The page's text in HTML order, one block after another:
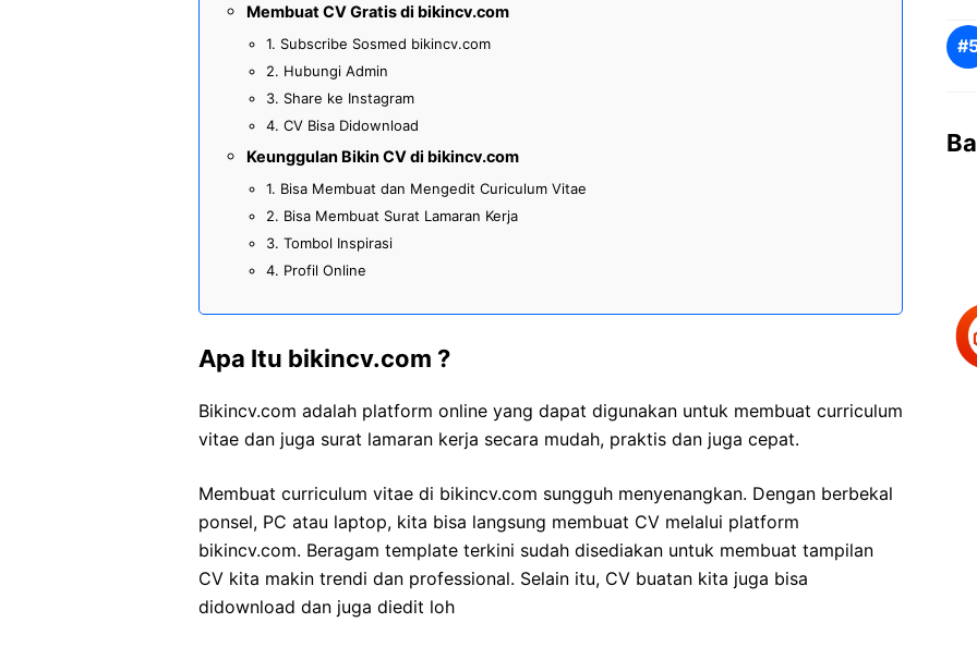
Membuat CV Gratis di bikincv.com
1. Subscribe Sosmed bikincv.com
2. Hubungi Admin
3. Share ke Instagram
4. CV Bisa Didownload
Keunggulan Bikin CV di bikincv.com
1. Bisa Membuat dan Mengedit Curiculum Vitae
2. Bisa Membuat Surat Lamaran Kerja
3. Tombol Inspirasi
4. Profil Online
Apa Itu bikincv.com ?
Bikincv.com adalah platform online yang dapat digunakan untuk membuat curriculum
vitae dan juga surat lamaran kerja secara mudah, praktis dan juga cepat.
Membuat curriculum vitae di bikincv.com sungguh menyenangkan. Dengan berbekal
ponsel, PC atau laptop, kita bisa langsung membuat CV melalui platform
bikincv.com. Beragam template terkini sudah disediakan untuk membuat tampilan
CV kita makin trendi dan professional. Selain itu, CV buatan kita juga bisa
didownload dan juga diedit loh